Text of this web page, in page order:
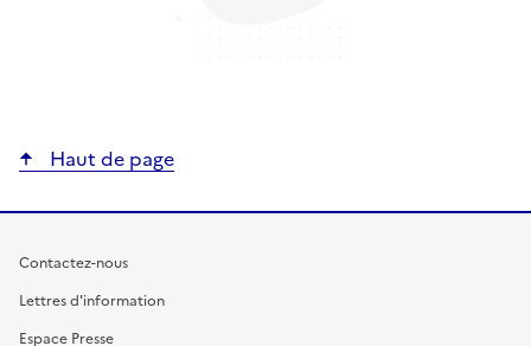
Haut de page
Contactez-nous
Lettres d'information
Espace Presse